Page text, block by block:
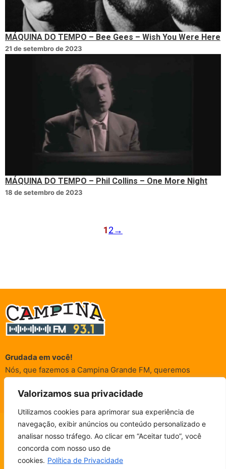
Valorizamos sua privacidade
Utilizamos cookies para aprimorar sua experiência de
navegação, exibir anúncios ou conteúdo personalizado e
analisar nosso tráfego. Ao clicar em “Aceitar tudo”, você
concorda com nosso uso de
cookies. Política de Privacidade
CAMPINA FM - AO VIVO
ESCUTE SEM PARAR!
MÁQUINA DO TEMPO – Bee Gees – Wish You Were Here
21 de setembro de 2023
MÁQUINA DO TEMPO – Phil Collins – One More Night
18 de setembro de 2023
12→
Grudada em você!
Nós, que fazemos a Campina Grande FM, queremos
acompanham sempre. É para vocês que a Rádio existe e por
vocês que as informações (informativas, de entretenimento,
promocionais e de conscientização) são realizadas.
© Campina FM 1978 – 2026. Termos de Uso